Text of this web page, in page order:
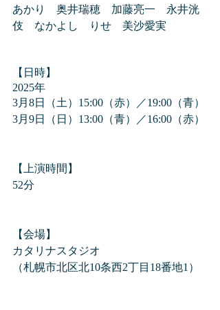
あかり　奥井瑞穂　加藤亮一　永井洸
伎　なかよし　りせ　美沙愛実
【日時】
2025年
3月8日（土）15:00（赤）／19:00（青）
3月9日（日）13:00（青）／16:00（赤）
【上演時間】
52分
​【会場】
カタリナスタジオ
（札幌市北区北10条西2丁目18番地1）